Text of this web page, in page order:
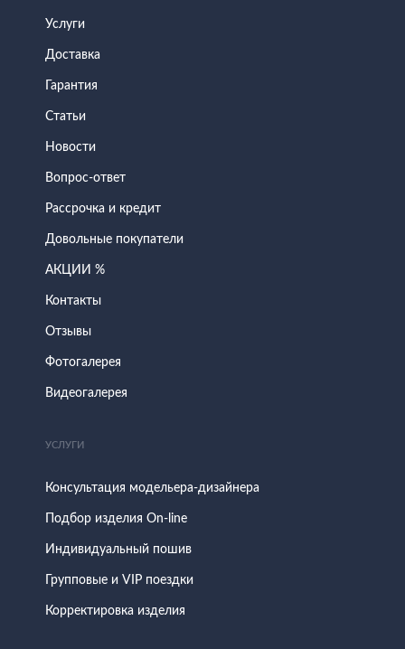
Услуги
Доставка
Гарантия
Статьи
Новости
Вопрос-ответ
Рассрочка и кредит
Довольные покупатели
АКЦИИ %
Контакты
Отзывы
Фотогалерея
Видеогалерея
УСЛУГИ
Консультация модельера-дизайнера
Подбор изделия On-line
Индивидуальный пошив
Групповые и VIP поездки
Корректировка изделия